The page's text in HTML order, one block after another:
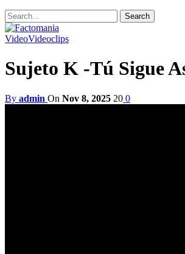
VideoVideoclips
Sujeto K -Tú Sigue
By admin On Nov 8, 2025 20 0